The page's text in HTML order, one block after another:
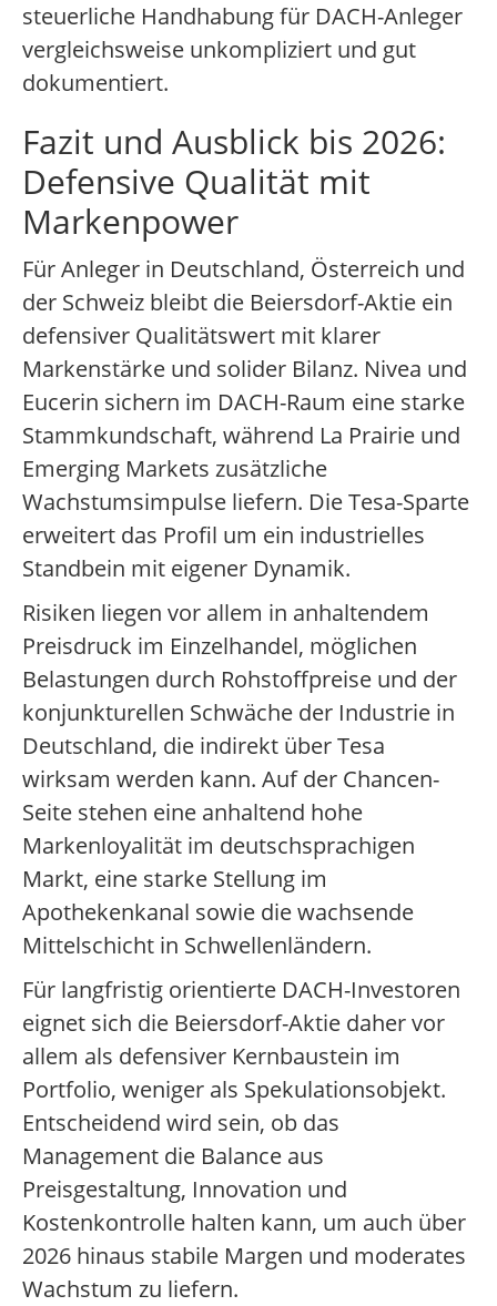
steuerliche Handhabung für DACH-Anleger
vergleichsweise unkompliziert und gut
dokumentiert.
Fazit und Ausblick bis 2026:
Defensive Qualität mit
Markenpower
Für Anleger in Deutschland, Österreich und
der Schweiz bleibt die Beiersdorf-Aktie ein
defensiver Qualitätswert mit klarer
Markenstärke und solider Bilanz. Nivea und
Eucerin sichern im DACH-Raum eine starke
Stammkundschaft, während La Prairie und
Emerging Markets zusätzliche
Wachstumsimpulse liefern. Die Tesa-Sparte
erweitert das Profil um ein industrielles
Standbein mit eigener Dynamik.
Risiken liegen vor allem in anhaltendem
Preisdruck im Einzelhandel, möglichen
Belastungen durch Rohstoffpreise und der
konjunkturellen Schwäche der Industrie in
Deutschland, die indirekt über Tesa
wirksam werden kann. Auf der Chancen-
Seite stehen eine anhaltend hohe
Markenloyalität im deutschsprachigen
Markt, eine starke Stellung im
Apothekenkanal sowie die wachsende
Mittelschicht in Schwellenländern.
Für langfristig orientierte DACH-Investoren
eignet sich die Beiersdorf-Aktie daher vor
allem als defensiver Kernbaustein im
Portfolio, weniger als Spekulationsobjekt.
Entscheidend wird sein, ob das
Management die Balance aus
Preisgestaltung, Innovation und
Kostenkontrolle halten kann, um auch über
2026 hinaus stabile Margen und moderates
Wachstum zu liefern.